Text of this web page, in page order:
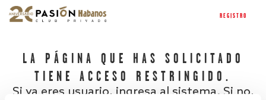
REGISTRO
LA PÁGINA QUE HAS SOLICITADO
TIENE ACCESO RESTRINGIDO.
Si ya eres usuario, ingresa al sistema. Si no,